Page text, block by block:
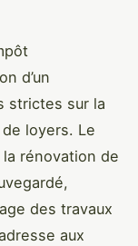
d’un
strictes sur la
loyers. Le
rénovation de
des travaux
aux